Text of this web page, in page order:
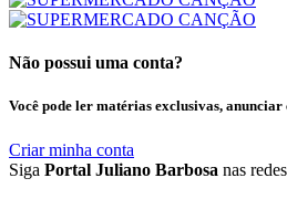
Não possui uma conta?
Você pode ler matérias exclusivas,
Criar minha conta
Siga Portal Juliano Barbosa nas